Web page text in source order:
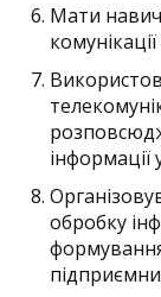
Мати
інформації
обробку